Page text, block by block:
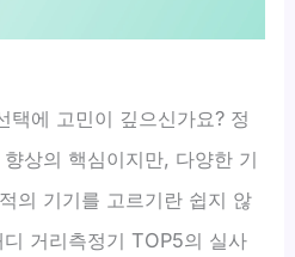
택에 고민이 깊으신가요? 정
상의 핵심이지만, 다양한 기
의 기기를 고르기란 쉽지 않
거리측정기 TOP5의 실사